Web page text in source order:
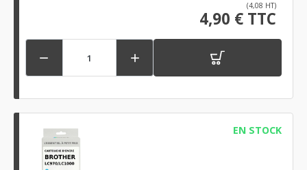
(4,08 HT)
4,90 € TTC
 
EN STOCK